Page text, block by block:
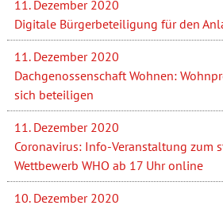
11. Dezember 2020
Digitale Bürgerbeteiligung für den
11. Dezember 2020
Dachgenossenschaft Wohnen:
sich beteiligen
11. Dezember 2020
Coronavirus: Info-Veranstaltung zum
Wettbewerb WHO ab 17 Uhr online
10. Dezember 2020